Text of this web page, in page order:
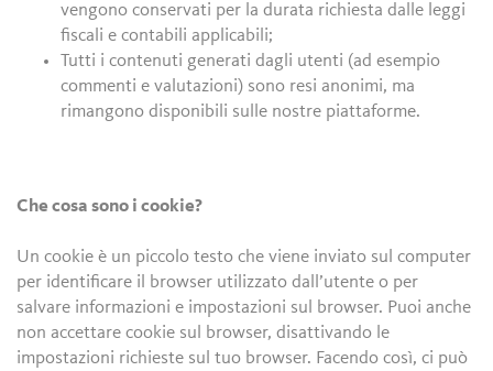
vengono conservati per la durata richiesta dalle leggi
fiscali e contabili applicabili;
Tutti i contenuti generati dagli utenti (ad esempio
commenti e valutazioni) sono resi anonimi, ma
rimangono disponibili sulle nostre piattaforme.
Che cosa sono i cookie?
Un cookie è un piccolo testo che viene inviato sul computer
per identificare il browser utilizzato dall’utente o per
salvare informazioni e impostazioni sul browser. Puoi anche
non accettare cookie sul browser, disattivando le
impostazioni richieste sul tuo browser. Facendo così, ci può